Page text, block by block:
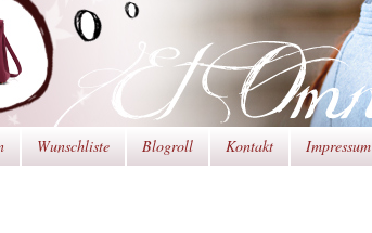
Wunschliste Blogroll Kontakt Impressum